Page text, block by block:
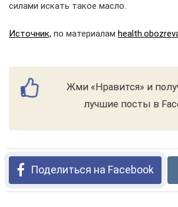
силами искать такое масло.
Источник, по материалам
Жми «Нравится» и
лучшие посты в
Поделиться на Facebook